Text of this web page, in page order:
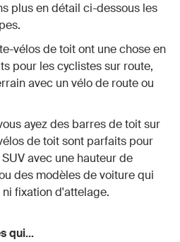
plus en détail ci-dessous les
vélos de toit ont une chose en
pour les cyclistes sur route,
avec un vélo de route ou
ayez des barres de toit sur
de toit sont parfaits pour
avec une hauteur de
des modèles de voiture qui
ni fixation d'attelage.
qui...